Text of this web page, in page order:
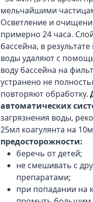
мельчайшими
Осветление и
примерно 24 часа.
бассейна, в
воды удаляют с
воду бассейна на
устранено не
повторяют обработку.
автоматических
загрязнения воды,
25мл коагулянта на
предосторожности:
беречь от детей;
не смешивать с
препаратами;
при попадании на